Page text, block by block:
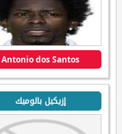
Antonio dos Santos
إزيكيل بالوميك